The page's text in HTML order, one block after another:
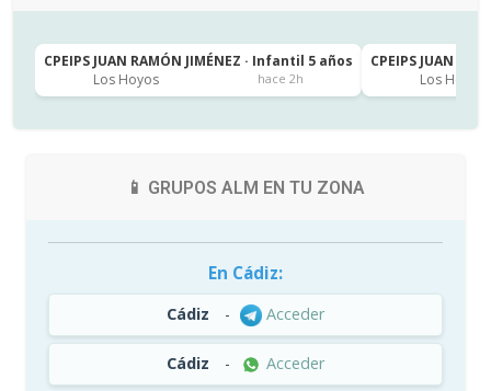
CPEIPS JUAN RAMÓN JIMÉNEZ · Infantil 5 años
Los Hoyos
hace 2h
CPEIPS JUAN
Los Hoyos
📱 GRUPOS ALM EN TU ZONA
En Cádiz:
Cádiz - Acceder
Cádiz - Acceder